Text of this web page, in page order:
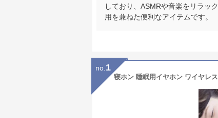
しており、ASMRや音楽をリラッ
用を兼ねた便利なアイテムです。
no. 1